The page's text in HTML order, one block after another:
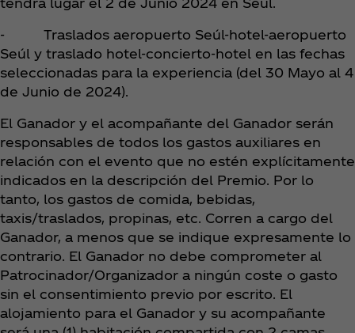
tendrá lugar el 2 de Junio 2024 en Seúl.
- Traslados aeropuerto Seúl-hotel-aeropuerto
Seúl y traslado hotel-concierto-hotel en las fechas
seleccionadas para la experiencia (del 30 Mayo al 4
de Junio de 2024).
El Ganador y el acompañante del Ganador serán
responsables de todos los gastos auxiliares en
relación con el evento que no estén explícitamente
indicados en la descripción del Premio. Por lo
tanto, los gastos de comida, bebidas,
taxis/traslados, propinas, etc. Corren a cargo del
Ganador, a menos que se indique expresamente lo
contrario. El Ganador no debe comprometer al
Patrocinador/Organizador a ningún coste o gasto
sin el consentimiento previo por escrito. El
alojamiento para el Ganador y su acompañante